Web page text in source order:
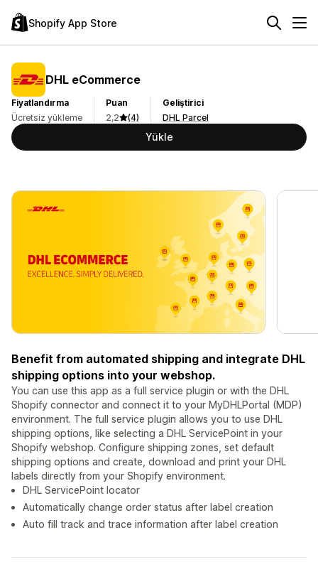
Shopify App Store
DHL eCommerce
Fiyatlandırma
Ücretsiz yükleme
Puan
2,2
(4)
Geliştirici
DHL Parcel
Yükle
Benefit from automated shipping and integrate DHL
shipping options into your webshop.
You can use this app as a full service plugin or with the DHL
Shopify connector and connect it to your MyDHLPortal (MDP)
environment. The full service plugin allows you to use DHL
shipping options, like selecting a DHL ServicePoint in your
Shopify webshop. Configure shipping zones, set default
shipping options and create, download and print your DHL
labels directly from your Shopify environment.
DHL ServicePoint locator
Automatically change order status after label creation
Auto fill track and trace information after label creation